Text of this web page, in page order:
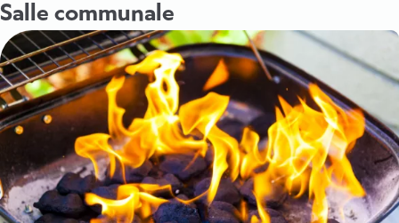
Salle communale